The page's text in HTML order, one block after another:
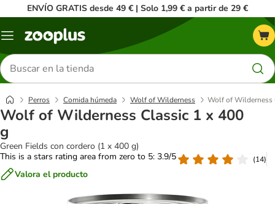
ENVÍO GRATIS desde 49 € | Solo 1,99 € a partir de 29 €
Menú
Buscar
productos
Perros Comida húmeda Wolf of Wilderness Wolf of Wilderness
Wolf of Wilderness Classic 1 x 400
g
Green Fields con cordero (1 x 400 g)
This is a stars rating area from zero to 5: 3.9/5
(14)
Valora el producto